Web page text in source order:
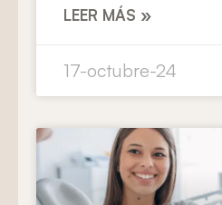
LEER MÁS »
17-octubre-24